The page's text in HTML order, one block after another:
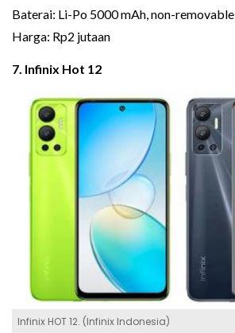
Baterai: Li-Po 5000 mAh, non-removable
Harga: Rp2 jutaan
7. Infinix Hot 12
Infinix HOT 12. (Infinix Indonesia)